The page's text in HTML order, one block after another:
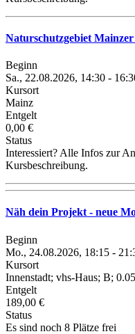
Naturschutzgebiet Mainzer
Beginn
Sa., 22.08.2026, 14:30 -
Kursort
Mainz
Entgelt
0,00 €
Status
Interessiert? Alle Infos zur
Kursbeschreibung.
Näh dein Projekt - neue
Beginn
Mo., 24.08.2026, 18:15 -
Kursort
Innenstadt; vhs-Haus; B; 0.05
Entgelt
189,00 €
Status
Es sind noch 8 Plätze frei